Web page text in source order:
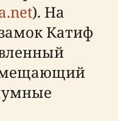
). На
Катиф